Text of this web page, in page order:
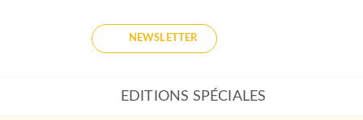
NEWSLETTER
EDITIONS SPÉCIALES